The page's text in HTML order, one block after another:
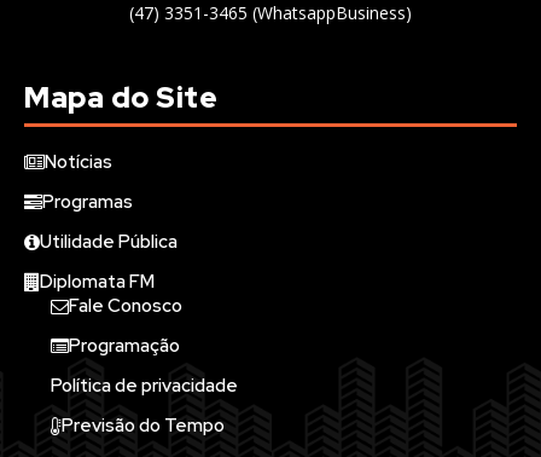
(47) 3351-3465 (WhatsappBusiness)
Mapa do Site
Notícias
Programas
Utilidade Pública
Diplomata FM
Fale Conosco
Programação
Política de privacidade
Previsão do Tempo